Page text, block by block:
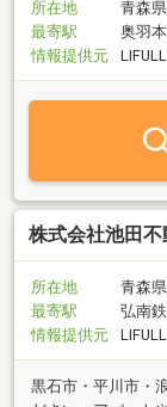
所在地
青森
最寄駅
奥羽
情報提供元
株式会社池田不
所在地
青森
最寄駅
弘南
情報提供元
黒石市・平川市・